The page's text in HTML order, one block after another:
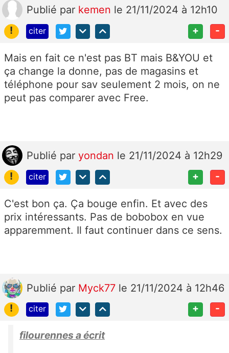
Publié par kemen le 21/11/2024 à 12h10
!
citer + -
Mais en fait ce n'est pas BT mais B&YOU et
ça change la donne, pas de magasins et
téléphone pour sav seulement 2 mois, on ne
peut pas comparer avec Free.
Publié par yondan le 21/11/2024 à 12h29
!
citer + -
C'est bon ça. Ça bouge enfin. Et avec des
prix intéressants. Pas de bobobox en vue
apparemment. Il faut continuer dans ce sens.
Publié par Myck77 le 21/11/2024 à 12h46
!
citer + -
filourennes a écrit